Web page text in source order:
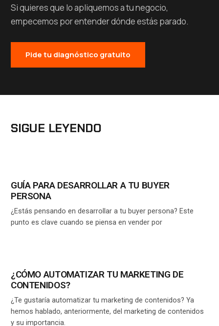
Si quieres que lo apliquemos a tu negocio,
empecemos por entender dónde estás parado.
Pide tu diagnóstico gratuito
SIGUE LEYENDO
GUÍA PARA DESARROLLAR A TU BUYER
PERSONA
¿Estás pensando en desarrollar a tu buyer persona? Este
punto es clave cuando se piensa en vender por
¿CÓMO AUTOMATIZAR TU MARKETING DE
CONTENIDOS?
¿Te gustaría automatizar tu marketing de contenidos? Ya
hemos hablado, anteriormente, del marketing de contenidos
y su importancia.